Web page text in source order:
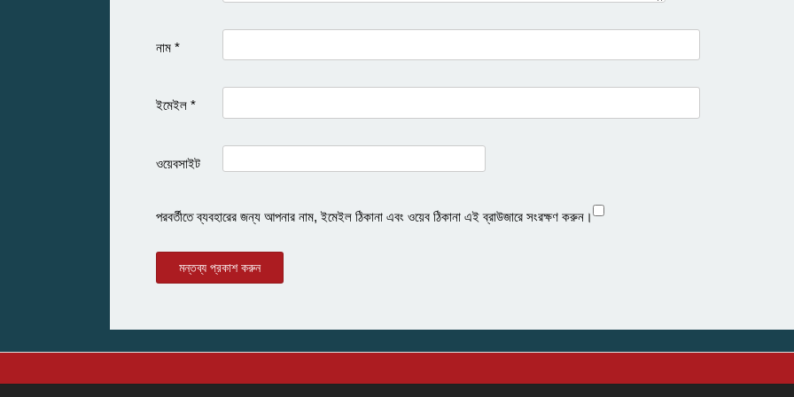
নাম *
ইমেইল *
ওয়েবসাইট
পরবর্তীতে ব্যবহারের জন্য আপনার নাম, ইমেইল ঠিকানা এবং ওয়েব ঠিকানা এই ব্রাউজারে সংরক্ষণ করুন।
Alternative:
Alternative: